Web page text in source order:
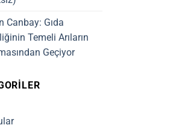
Canbay: Gıda
Temeli Arıların
Geçiyor